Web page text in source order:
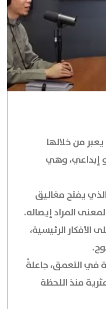
من خلالها
إبداعي، وهي
يفتح مغاليق
المراد إيصاله.
الرئيسية،
في التعمق، جاعلةً
منذ اللحظة